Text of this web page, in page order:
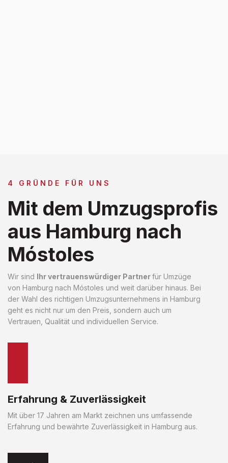
4 GRÜNDE FÜR UNS
Mit dem Umzugsprofis
aus Hamburg nach
Móstoles
Wir sind Ihr vertrauenswürdiger Partnerfür Umzüge
von Hamburg nach Móstoles und weit darüber hinaus. Bei
der Wahl des richtigen Umzugsunternehmens in Hamburg
geht es nicht nur um den Preis, sondern auch um
Vertrauen, Qualität und individuellen Service.
Erfahrung & Zuverlässigkeit
Mit über 17 Jahren am Markt zeichnen uns umfassende
Erfahrung und bewährte Zuverlässigkeit in Hamburg aus.